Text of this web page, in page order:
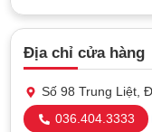
Địa chỉ cửa hàng
Số 98 Trung Liệt,
036.404.3333